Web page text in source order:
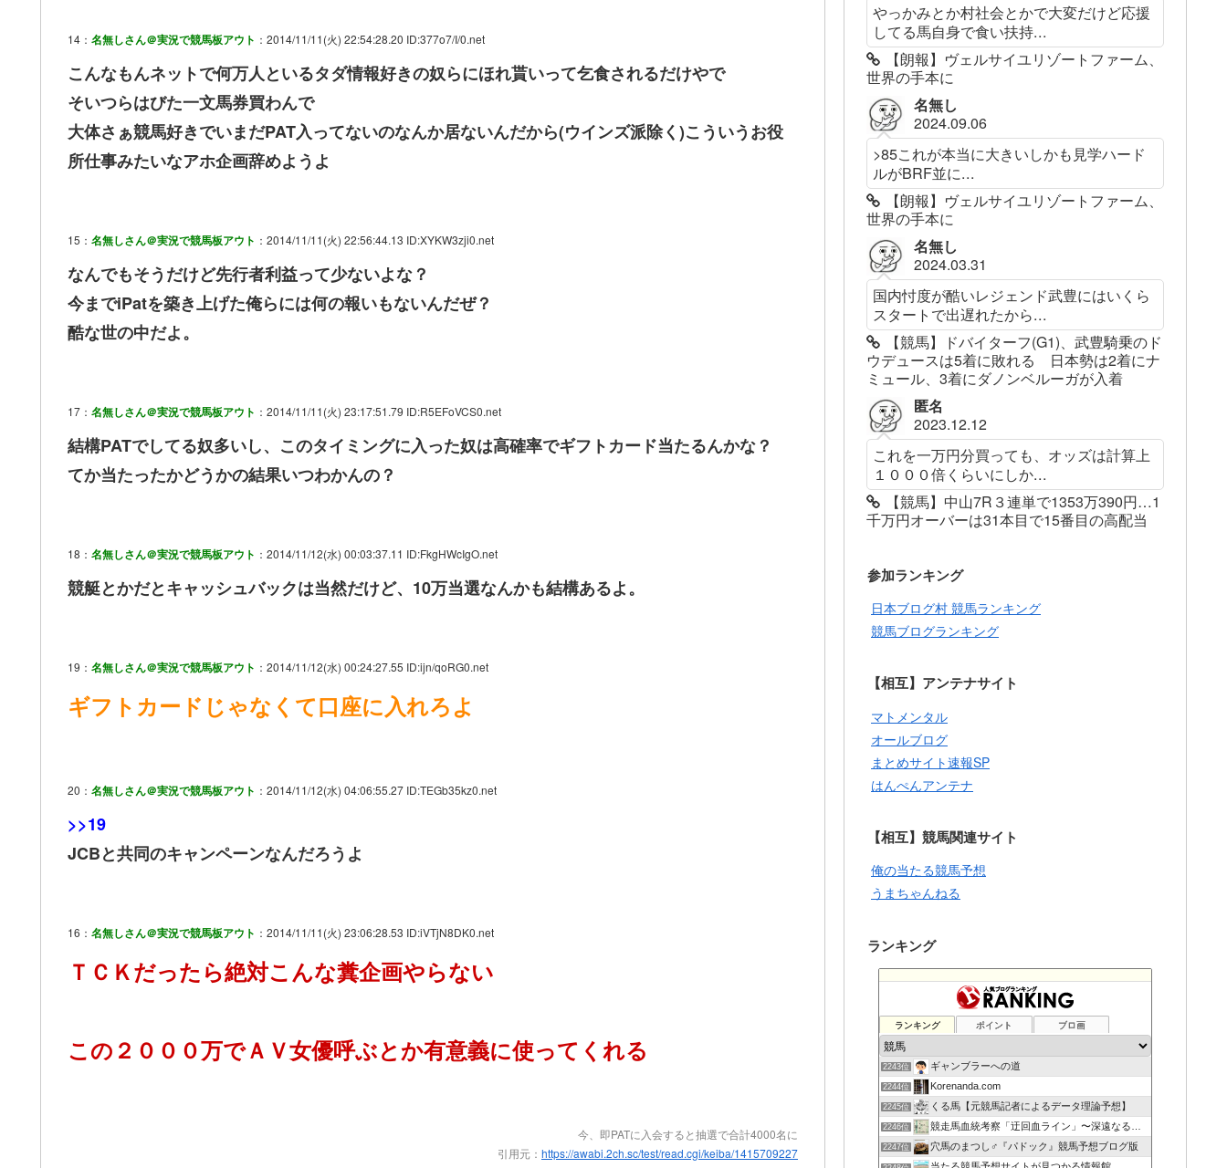
14： 名無しさん＠実況で競馬板アウト ：2014/11/11(火) 22:54:28.20 ID:377o7/I/0.net
こんなもんネットで何万人といるタダ情報好きの奴らにほれ貰いって乞食されるだけやで
そいつらはびた一文馬券買わんで
大体さぁ競馬好きでいまだPAT入ってないのなんか居ないんだから(ウインズ派除く)こういうお役
所仕事みたいなアホ企画辞めようよ
15： 名無しさん＠実況で競馬板アウト ：2014/11/11(火) 22:56:44.13 ID:XYKW3zji0.net
なんでもそうだけど先行者利益って少ないよな？
今までiPatを築き上げた俺らには何の報いもないんだぜ？
酷な世の中だよ。
17： 名無しさん＠実況で競馬板アウト ：2014/11/11(火) 23:17:51.79 ID:R5EFoVCS0.net
結構PATでしてる奴多いし、このタイミングに入った奴は高確率でギフトカード当たるんかな？
てか当たったかどうかの結果いつわかんの？
18： 名無しさん＠実況で競馬板アウト ：2014/11/12(水) 00:03:37.11 ID:FkgHWcIgO.net
競艇とかだとキャッシュバックは当然だけど、10万当選なんかも結構あるよ。
19： 名無しさん＠実況で競馬板アウト ：2014/11/12(水) 00:24:27.55 ID:ijn/qoRG0.net
ギフトカードじゃなくて口座に入れろよ
20： 名無しさん＠実況で競馬板アウト ：2014/11/12(水) 04:06:55.27 ID:TEGb35kz0.net
>>19
JCBと共同のキャンペーンなんだろうよ
16： 名無しさん＠実況で競馬板アウト ：2014/11/11(火) 23:06:28.53 ID:iVTjN8DK0.net
ＴＣＫだったら絶対こんな糞企画やらない
この２０００万でＡＶ女優呼ぶとか有意義に使ってくれる
今、即PATに入会すると抽選で合計4000名に
引用元： https://awabi.2ch.sc/test/read.cgi/keiba/1415709227
やっかみとか村社会とかで大変だけど応援
してる馬自身で食い扶持...
【朗報】ヴェルサイユリゾートファーム、
世界の手本に
名無し
2024.09.06
>85これが本当に大きいしかも見学ハード
ルがBRF並に...
【朗報】ヴェルサイユリゾートファーム、
世界の手本に
名無し
2024.03.31
国内忖度が酷いレジェンド武豊にはいくら
スタートで出遅れたから...
【競馬】ドバイターフ(G1)、武豊騎乗のド
ウデュースは5着に敗れる 日本勢は2着にナ
ミュール、3着にダノンベルーガが入着
匿名
2023.12.12
これを一万円分買っても、オッズは計算上
１０００倍くらいにしか...
【競馬】中山7R３連単で1353万390円…1
千万円オーバーは31本目で15番目の高配当
参加ランキング
日本ブログ村 競馬ランキング
競馬ブログランキング
【相互】アンテナサイト
マトメンタル
オールブログ
まとめサイト速報SP
はんぺんアンテナ
【相互】競馬関連サイト
俺の当たる競馬予想
うまちゃんねる
ランキング
ランキング ポイント ブロ画
2243位 ギャンブラーへの道
2244位 Korenanda.com
2245位 くる馬【元競馬記者によるデータ理論予想】
2246位 競走馬血統考察「迂回血ライン」〜深遠なる血の連鎖〜
2247位 穴馬のまつし♂『パドック』競馬予想ブログ版